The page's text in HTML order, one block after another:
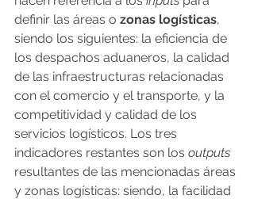
definir las áreas o zonas logísticas,
siendo los siguientes: la eficiencia de
los despachos aduaneros, la calidad
de las infraestructuras relacionadas
con el comercio y el transporte, y la
competitividad y calidad de los
servicios logísticos. Los tres
indicadores restantes son los outputs
resultantes de las mencionadas áreas
y zonas logísticas: siendo, la facilidad